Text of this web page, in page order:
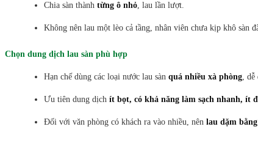
Chia sàn thành từng ô nhỏ, lau lần lượt.
Không nên lau một lèo cả tầng, nhân viên chưa kịp khô sàn
Chọn dung dịch lau sàn phù hợp
Hạn chế dùng các loại nước lau sàn quá nhiều xà phòng, dễ
Ưu tiên dung dịch ít bọt, có khả năng làm sạch nhanh, ít
Đối với văn phòng có khách ra vào nhiều, nên lau dặm